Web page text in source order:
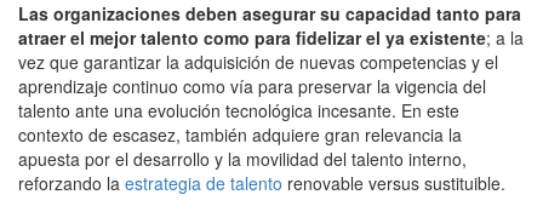
Las organizaciones deben asegurar su capacidad tanto para
atraer el mejor talento como para fidelizar el ya existente; a la
vez que garantizar la adquisición de nuevas competencias y el
aprendizaje continuo como vía para preservar la vigencia del
talento ante una evolución tecnológica incesante. En este
contexto de escasez, también adquiere gran relevancia la
apuesta por el desarrollo y la movilidad del talento interno,
reforzando la estrategia de talento renovable versus sustituible.